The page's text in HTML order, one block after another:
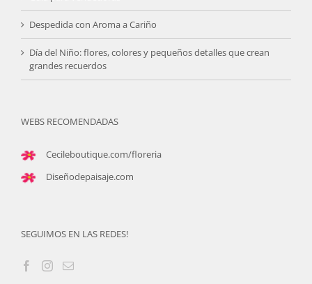
Despedida con Aroma a Cariño
Día del Niño: flores, colores y pequeños detalles que crean
grandes recuerdos
WEBS RECOMENDADAS
Cecileboutique.com/floreria
Diseñodepaisaje.com
SEGUIMOS EN LAS REDES!